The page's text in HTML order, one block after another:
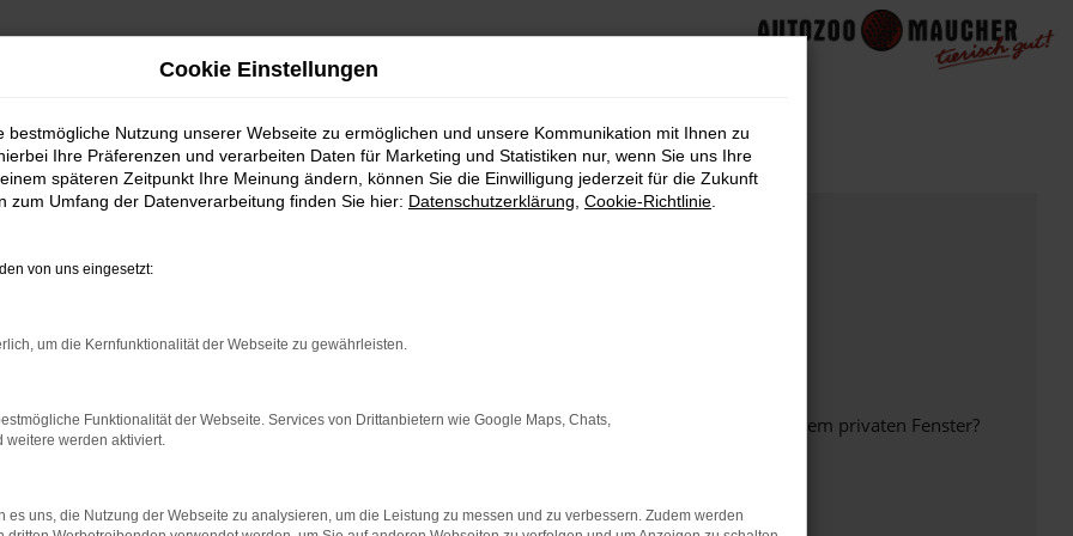
bestimmter Seiten verhindern. Funktioniert die Seite in einem anderen Browser oder in einem privaten Fenster?
beheben.
auf dem neuesten Stand sind.
Cookie Einstellungen
bestmögliche Nutzung unserer Webseite zu ermöglichen und unsere Kommunikation mit Ihnen zu
Ihre Präferenzen und verarbeiten Daten für Marketing und Statistiken nur, wenn Sie uns Ihre
späteren Zeitpunkt Ihre Meinung ändern, können Sie die Einwilligung jederzeit für die Zukunft
zum Umfang der Datenverarbeitung finden Sie hier: Datenschutzerklärung Cookie-Richtlinie
von uns eingesetzt:
um die Kernfunktionalität der Webseite zu gewährleisten.
Funktionalität der Webseite. Services von Drittanbietern wie Google Maps, Chats,
weitere werden aktiviert.
es uns, die Nutzung der Webseite zu analysieren, um die Leistung zu messen und zu verbessern. Zudem werden